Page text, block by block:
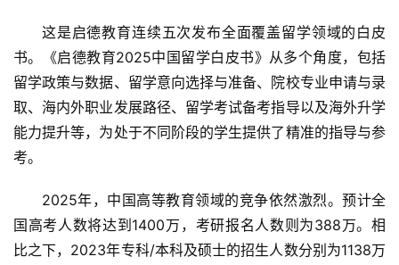
这是启德教育连续五次发布全面覆盖留学领域的白皮
书。《启德教育2025中国留学白皮书》从多个角度，包括
留学政策与数据、留学意向选择与准备、院校专业申请与录
取、海内外职业发展路径、留学考试备考指导以及海外升学
能力提升等，为处于不同阶段的学生提供了精准的指导与参
考。
2025年，中国高等教育领域的竞争依然激烈。预计全
国高考人数将达到1400万，考研报名人数则为388万。相
比之下，2023年专科/本科及硕士的招生人数分别为1138万